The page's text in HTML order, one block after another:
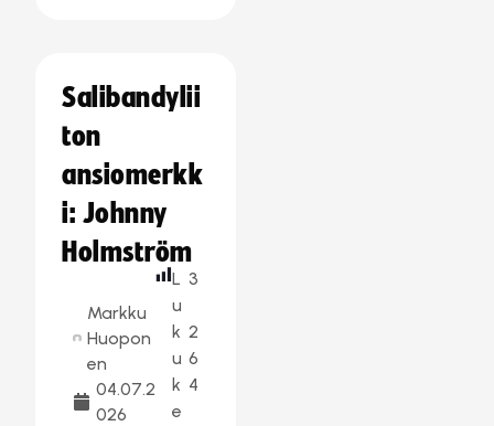
Salibandylii
ton
ansiomerkk
i: Johnny
Holmström
Markku
Huopon
en
04.07.2
026
L
u
k
u
k
e
3
2
6
4